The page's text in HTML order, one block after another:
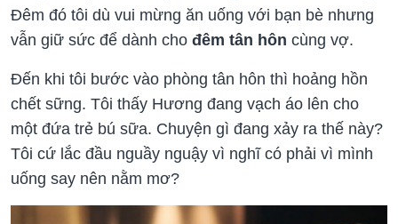
Đêm đó tôi dù vui mừng ăn uống với bạn bè nhưng
vẫn giữ sức để dành cho đêm tân hôn cùng vợ.
Đến khi tôi bước vào phòng tân hôn thì hoảng hồn
chết sững. Tôi thấy Hương đang vạch áo lên cho
một đứa trẻ bú sữa. Chuyện gì đang xảy ra thế này?
Tôi cứ lắc đầu nguầy nguậy vì nghĩ có phải vì mình
uống say nên nằm mơ?